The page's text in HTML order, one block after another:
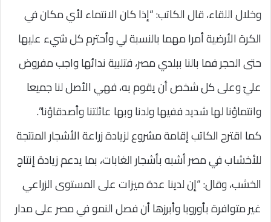
وخلال اللقاء، قال الكاتب: “إذا كان الانتماء لأي مكان في
الكرة الأرضية أمرا مهما بالنسبة لي وأحترم كل شيء عليها
حتى الحجر فما بالنا ببلدي مصر، فتلبية ندائها واجب مفروض
عليّ وعلى كل شخص أن يقوم به، فهي الأصل لنا جميعا
وانتماؤنا لها شديد ففيها ولدنا وبها عائلتنا وأصدقاؤنا”.
كما اقترح الكاتب إقامة مشروع لزيادة زراعة الأشجار المنتجة
للأخشاب في مصر أشبه بأشجار الغابات، بما يدعم زيادة إنتاج
الخشب، وقال: “إن لدينا عدة ميزات على المستوى الزراعي
غير متوافرة بأوروبا وأبرزها أن فصل النمو في مصر على مدار